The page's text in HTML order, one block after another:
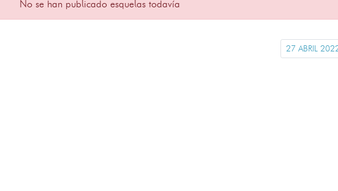
No se han publicado esquelas todavía
27 ABRIL